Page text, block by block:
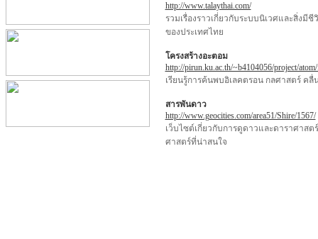
http://www.talaythai.com/
รวมเรื่องราวเกี่ยวกับระบบนิเวศและสิ่ง
ของประเทศไทย
โครงสร้างอะตอม
http://pirun.ku.ac.th/~b4104056/project/
เรียนรู้การค้นพบอิเลคตรอน กลศาสตร์ ค
สารพันดาว
http://www.geocities.com/area51/Shire/1567/
เว็บไซต์เกี่ยวกับการดูดาวและดาราศ
ศาสตร์ที่น่าสนใจ